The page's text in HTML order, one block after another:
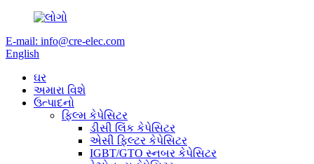
E-mail: info@cre-elec.com
English
ઘર
અમારા વિશે
ઉત્પાદનો
ફિલ્મ કેપેસિટર
ડીસી લિંક કેપેસિટર
એસી ફિલ્ટર કેપેસિટર
IGBT/GTO સ્નબર કેપેસિટર